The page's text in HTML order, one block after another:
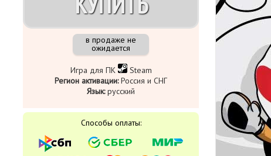
в продаже не
ожидается
Игра для ПК
Steam
Регион активации:Россия и СНГ
Язык:русский
Способы оплаты: